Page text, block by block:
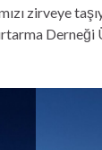
zirveye
Derneği